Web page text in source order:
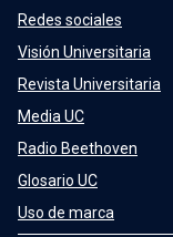
Redes sociales
Visión Universitaria
Revista Universitaria
Media UC
Radio Beethoven
Glosario UC
Uso de marca